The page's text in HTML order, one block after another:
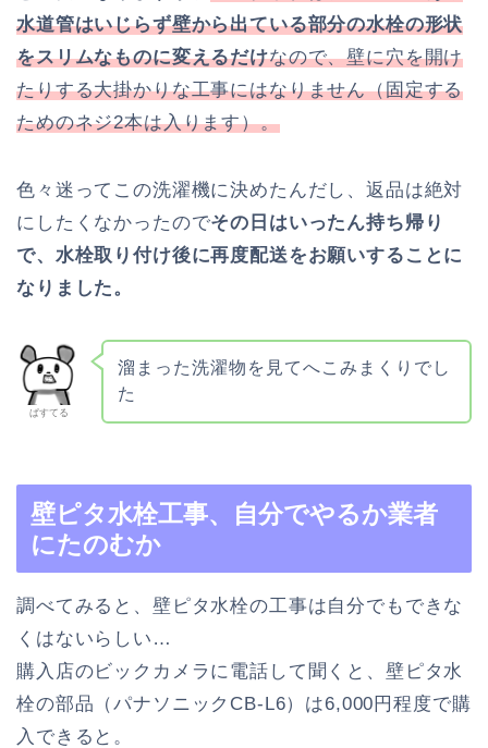
水道管はいじらず壁から出ている部分の水栓の形状
をスリムなものに変えるだけなので、壁に穴を開け
たりする大掛かりな工事にはなりません（固定する
ためのネジ2本は入ります）。
色々迷ってこの洗濯機に決めたんだし、返品は絶対
にしたくなかったのでその日はいったん持ち帰り
で、水栓取り付け後に再度配送をお願いすることに
なりました。
ぱすてる
溜まった洗濯物を見てへこみまくりでし
た
壁ピタ水栓工事、自分でやるか業者
にたのむか
調べてみると、壁ピタ水栓の工事は自分でもできな
くはないらしい…
購入店のビックカメラに電話して聞くと、壁ピタ水
栓の部品（パナソニックCB-L6）は6,000円程度で購
入できると。